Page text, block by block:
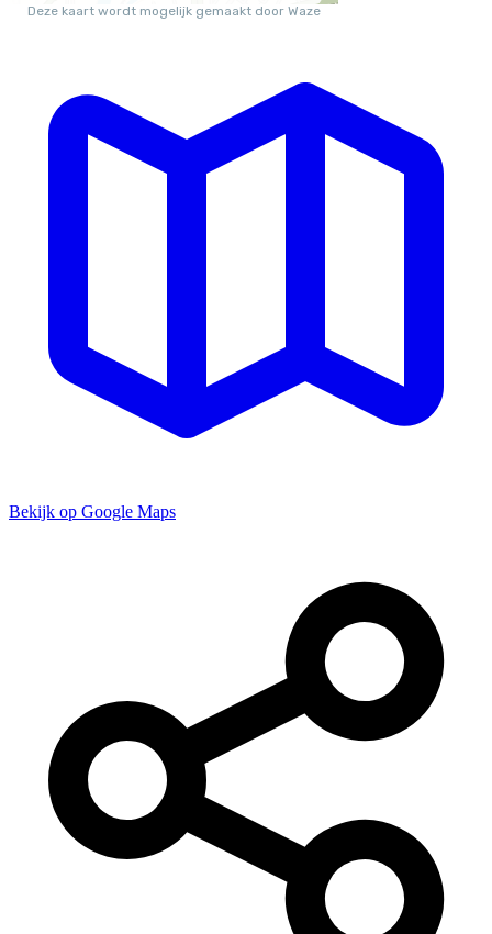
Bekijk op Google Maps